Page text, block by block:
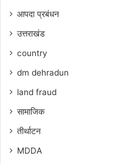
आपदा प्रबंधन
उत्तराखंड
country
dm dehradun
land fraud
सामाजिक
तीर्थाटन
MDDA